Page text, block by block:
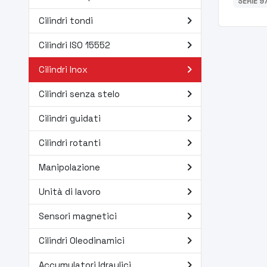
Cilindri tondi navigate_next
Cilindri ISO 15552 navigate_next
Cilindri Inox navigate_next
Cilindri senza stelo navigate_next
Cilindri guidati navigate_next
Cilindri rotanti navigate_next
Manipolazione navigate_next
Unità di lavoro navigate_next
Sensori magnetici navigate_next
Cilindri Oleodinamici navigate_next